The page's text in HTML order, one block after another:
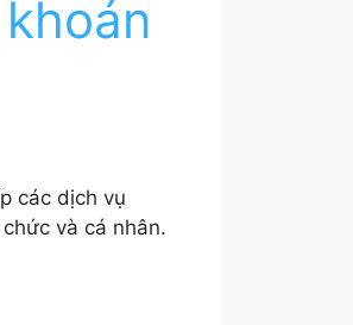
các dịch vụ
và cá nhân.